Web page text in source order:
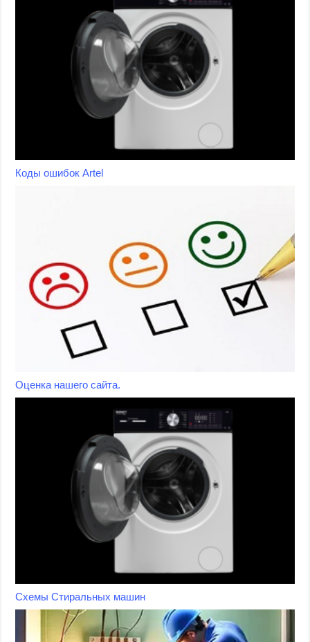
Коды ошибок Artel
Оценка нашего сайта.
Схемы Стиральных машин